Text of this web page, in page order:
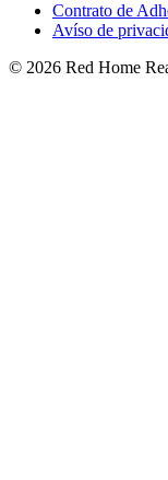
Contrato de
Avíso de
© 2026 Red Home